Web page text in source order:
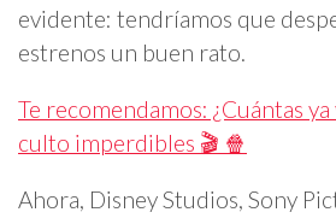
evidente: tendríamos que
estrenos un buen rato.
Te recomendamos: ¿Cuántas
culto imperdibles 🎬 🍿
Ahora, Disney Studios, Sony